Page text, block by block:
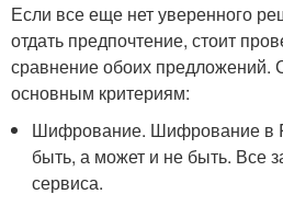
Если все еще нет уверенного
отдать предпочтение, стоит
сравнение обоих предложений.
основным критериям:
Шифрование. Шифрование в
быть, а может и не быть. Все
сервиса.